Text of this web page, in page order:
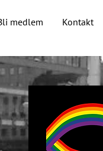
medlem Kontakt